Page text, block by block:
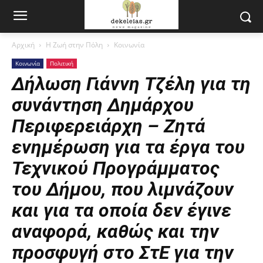
Αρχική Η Ζωή στην Πόλη Κοινωνία
Κοινωνία Πολιτική
Δήλωση Γιάννη Τζέλη για τη
συνάντηση Δημάρχου
Περιφερειάρχη – Ζητά
ενημέρωση για τα έργα του
Τεχνικού Προγράμματος
του Δήμου, που λιμνάζουν
και για τα οποία δεν έγινε
αναφορά, καθώς και την
προσφυγή στο ΣτΕ για την